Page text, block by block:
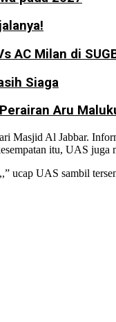
AC Milan di
Siaga
Aru
Masjid Al Jabbar.
itu, UAS
ucap UAS sambil